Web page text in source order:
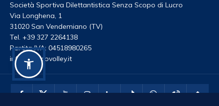
Società Sportiva Dilettantistica Senza Scopo di Lucro
Via Longhena, 1
31020 San Vendemiano (TV)
Tel. +39 327 2264138
Partita IVA: 04518980265
info@imocovolley.it